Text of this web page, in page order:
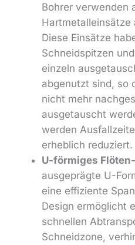
Bohrer verwenden
Hartmetalleinsätze
Diese Einsätze
Schneidspitzen
einzeln
abgenutzt sind, so
nicht mehr
ausgetauscht
werden
erheblich reduziert.
U-förmiges
ausgeprägte U-
eine effiziente
Design ermöglicht
schnellen
Schneidzone,